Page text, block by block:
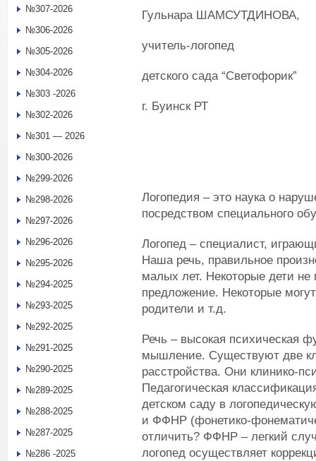
Гульнара ШАМСУТДИНОВА,
учитель-логопед
детского сада “Светофорик”
г. Буинск РТ
Логопедия – это наука о
посредством специального
Логопед – специалист,
Наша речь, правильное
малых лет. Некоторые дети не
предложение. Некоторые
родители и т.д.
Речь – высокая психическая
мышление. Существуют две
расстройства. Они клинико-
Педагогическая
детском саду в
и ФФНР (фонетико-
отличить? ФФНР – легкий
логопед осуществляет
№307-2026
№306-2026
№305-2026
№304-2026
№303 -2026
№302-2026
№301 — 2026
№300-2026
№299-2026
№298-2026
№297-2026
№296-2026
№295-2026
№294-2025
№293-2025
№292-2025
№291-2025
№290-2025
№289-2025
№288-2025
№287-2025
№286 -2025